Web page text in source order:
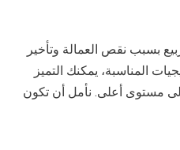
بسبب نقص العمالة وتأخير
المناسبة، يمكنك التميز
مستوى أعلى. نأمل أن تكون